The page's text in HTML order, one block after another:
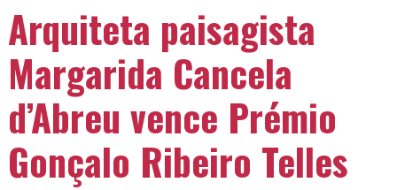
Arquiteta paisagista
Margarida Cancela
d’Abreu vence Prémio
Gonçalo Ribeiro Telles